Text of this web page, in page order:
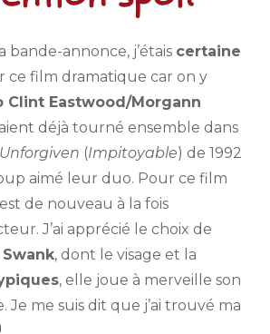
bande-annonce, j’étais certaine
ce film dramatique car on y
Clint Eastwood/Morgann
déjà tourné ensemble dans
Unforgiven (Impitoyable) de 1992
aimé leur duo. Pour ce film
de nouveau à la fois
J’ai apprécié le choix de
, dont le visage et la
, elle joue à merveille son
Je me suis dit que j’ai trouvé ma